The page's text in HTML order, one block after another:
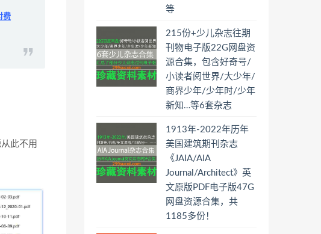
费
此不用
等
215份+少儿杂志往期
刊物电子版22G网盘资
源合集，包含好奇号/
小读者阅世界/大少年/
商界少年/少年时/少年
新知…等6套杂志
1913年-2022年历年
美国建筑期刊杂志
《JAIA/AIA
Journal/Architect》英
文原版PDF电子版47G
网盘资源合集，共
1185多份！